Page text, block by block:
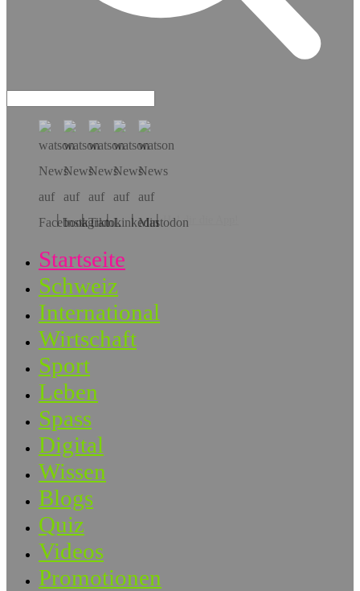
Hol dir die App!
Startseite
Schweiz
International
Wirtschaft
Sport
Leben
Spass
Digital
Wissen
Blogs
Quiz
Videos
Promotionen